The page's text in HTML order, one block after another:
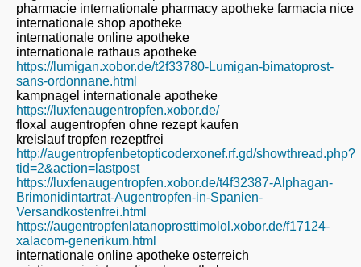
pharmacie internationale pharmacy apotheke farmacia nice
internationale shop apotheke
internationale online apotheke
internationale rathaus apotheke
https://lumigan.xobor.de/t2f33780-Lumigan-bimatoprost-
sans-ordonnane.html
kampnagel internationale apotheke
https://luxfenaugentropfen.xobor.de/
floxal augentropfen ohne rezept kaufen
kreislauf tropfen rezeptfrei
http://augentropfenbetopticoderxonef.rf.gd/showthread.php?
tid=2&action=lastpost
https://luxfenaugentropfen.xobor.de/t4f32387-Alphagan-
Brimonidintartrat-Augentropfen-in-Spanien-
Versandkostenfrei.html
https://augentropfenlatanoprosttimolol.xobor.de/f17124-
xalacom-generikum.html
internationale online apotheke osterreich